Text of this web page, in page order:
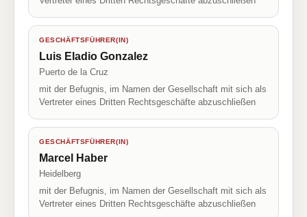
GESCHÄFTSFÜHRER(IN)
Luis Eladio Gonzalez
Puerto de la Cruz
mit der Befugnis, im Namen der Gesellschaft mit sich als
Vertreter eines Dritten Rechtsgeschäfte abzuschließen
GESCHÄFTSFÜHRER(IN)
Marcel Haber
Heidelberg
mit der Befugnis, im Namen der Gesellschaft mit sich als
Vertreter eines Dritten Rechtsgeschäfte abzuschließen